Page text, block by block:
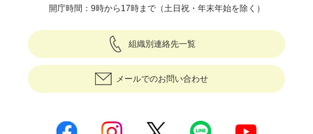
開庁時間：9時から17時まで（土日祝・年末年始を除く）
組織別連絡先一覧
メールでのお問い合わせ